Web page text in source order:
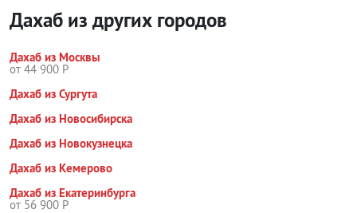
Дахаб из других городов
Дахаб из Москвы
от 44 900 Р
Дахаб из Сургута
Дахаб из Новосибирска
Дахаб из Новокузнецка
Дахаб из Кемерово
Дахаб из Екатеринбурга
от 56 900 Р